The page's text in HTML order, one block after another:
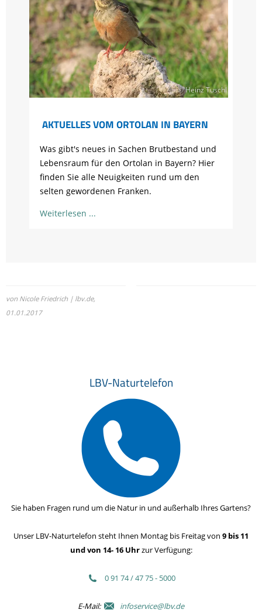
© Heinz Tuschl
AKTUELLES VOM ORTOLAN IN BAYERN
Was gibt's neues in Sachen Brutbestand und
Lebensraum für den Ortolan in Bayern? Hier
finden Sie alle Neuigkeiten rund um den
selten gewordenen Franken.
Weiterlesen
von Nicole Friedrich | lbv.de,
01.01.2017
LBV-Naturtelefon
Sie haben Fragen rund um die Natur in und außerhalb Ihres Gartens?
Unser LBV-Naturtelefon steht Ihnen Montag bis Freitag von 9 bis 11
und von 14- 16 Uhrzur Verfügung:
0 91 74 / 47 75 - 5000
E-Mail: infoservice@lbv.de